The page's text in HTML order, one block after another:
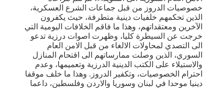
خصوصيات الدروز من قبل جماعات الشرع العسكرية،
الذين تحكمهم خلفيات دينية متطرفة، حيث يكفرون
الآخرين ومعتقداتهم، وهذا ما فاقم الخلافات اليومية التي
خرجت عن السيطرة كليا، وظهرت اصوات درزية تدعو
الى التصدي لمحاولات الالغاء من قبل الامن العام
السوري، الذين وصلت ممارساتهم الى اقتحام المنازل
والاستيلاء على الكتب الدينية الدرزية وتعميمها، وعدم
احترام الخصوصيات، وتكفير الدروز. وهذا ما خلف موقفا
دينيا موحدا في لبنان وسوريا والاردن وفلسطين، داعما